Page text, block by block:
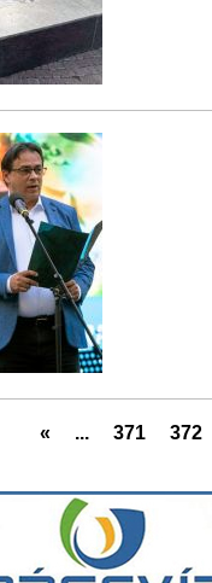
« ... 371 372